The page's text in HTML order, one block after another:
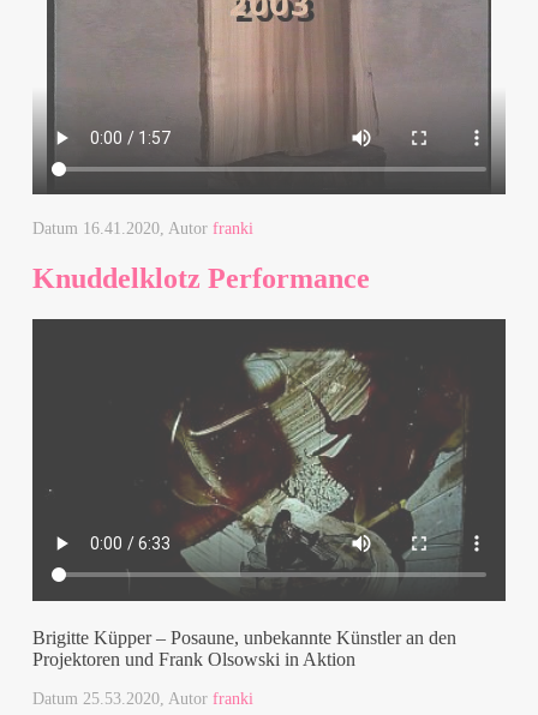
Datum 16.41.2020 , Autorfranki
Knuddelklotz Performance
Brigitte Küpper – Posaune, unbekannte Künstler an den
Projektoren und Frank Olsowski in Aktion
Datum 25.53.2020 , Autorfranki